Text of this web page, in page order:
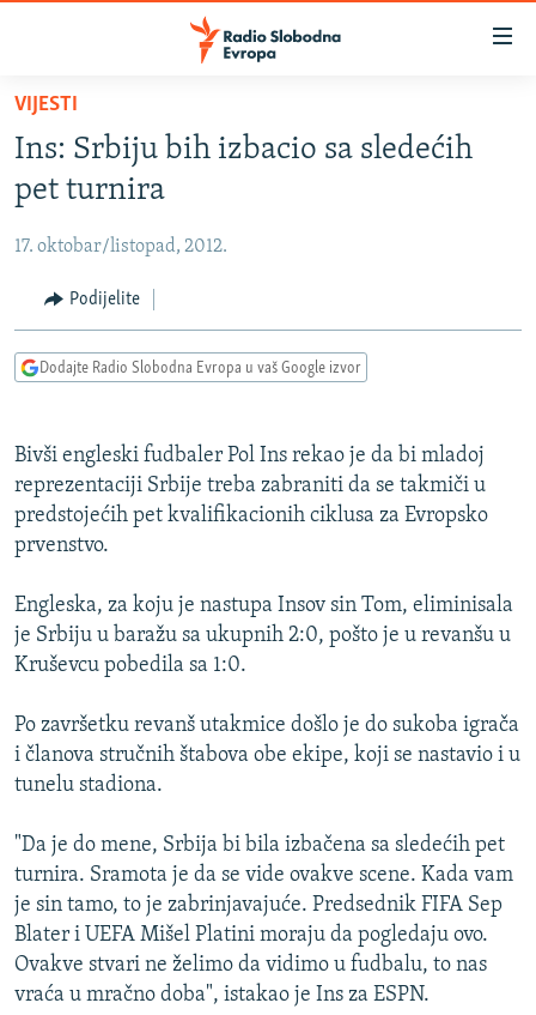
Pređite
glavni
sadržaj
Pređite
na
navigaciju
Pređite
na
BOSNA I HERCEGOVINA
SRBIJA
KOSOVO
CRNA GORA
VIDEO
INFOGRAFIKE
PODCASTI
KINA NA BALKANU
RSE PRIČE IZ SVIJETA
ISPRIČAJ MI
DNEVNO@RSE
SPECIJALI RSE
GENOCID U SREBRENICI
POPLAVE I KLIZIŠTA U BIH 2024.
POST SCRIPTUM
MOJA EVROPA
SVE KARTE DEJTONA
PRATITE NAS
VIJESTI
Ins: Srbiju bih izbacio sa sledećih
pet turnira
17. oktobar/listopad, 2012.
Podijelite
Dodajte Radio Slobodna Evropa u vaš Google izvor
Bivši engleski fudbaler Pol Ins rekao je da bi mladoj
reprezentaciji Srbije treba zabraniti da se takmiči u
predstojećih pet kvalifikacionih ciklusa za Evropsko
prvenstvo.
Engleska, za koju je nastupa Insov sin Tom, eliminisala
je Srbiju u baražu sa ukupnih 2:0, pošto je u revanšu u
Kruševcu pobedila sa 1:0.
Po završetku revanš utakmice došlo je do sukoba igrača
i članova stručnih štabova obe ekipe, koji se nastavio i u
tunelu stadiona.
"Da je do mene, Srbija bi bila izbačena sa sledećih pet
turnira. Sramota je da se vide ovakve scene. Kada vam
je sin tamo, to je zabrinjavajuće. Predsednik FIFA Sep
Blater i UEFA Mišel Platini moraju da pogledaju ovo.
Ovakve stvari ne želimo da vidimo u fudbalu, to nas
vraća u mračno doba", istakao je Ins za ESPN.